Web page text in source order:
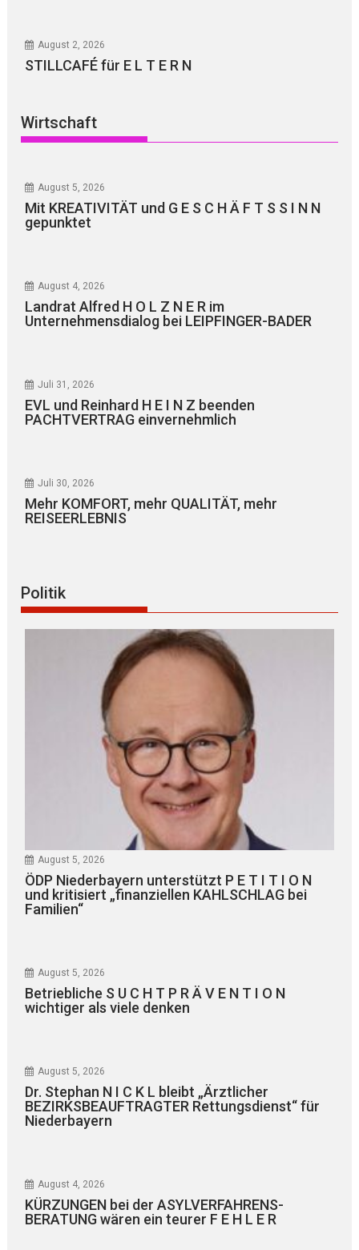
August 2, 2026
STILLCAFÉ für E L T E R N
Wirtschaft
August 5, 2026
Mit KREATIVITÄT und G E S C H Ä F T S S I N N
gepunktet
August 4, 2026
Landrat Alfred H O L Z N E R im
Unternehmensdialog bei LEIPFINGER-BADER
Juli 31, 2026
EVL und Reinhard H E I N Z beenden
PACHTVERTRAG einvernehmlich
Juli 30, 2026
Mehr KOMFORT, mehr QUALITÄT, mehr
REISEERLEBNIS
Politik
August 5, 2026
ÖDP Niederbayern unterstützt P E T I T I O N
und kritisiert „finanziellen KAHLSCHLAG bei
Familien“
August 5, 2026
Betriebliche S U C H T P R Ä V E N T I O N
wichtiger als viele denken
August 5, 2026
Dr. Stephan N I C K L bleibt „Ärztlicher
BEZIRKSBEAUFTRAGTER Rettungsdienst“ für
Niederbayern
August 4, 2026
KÜRZUNGEN bei der ASYLVERFAHRENS-
BERATUNG wären ein teurer F E H L E R